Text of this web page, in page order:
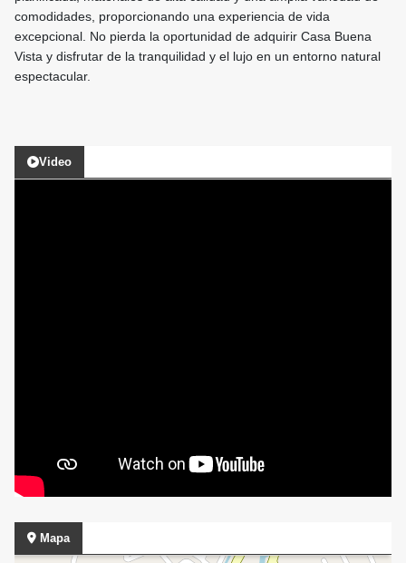
comodidades, proporcionando una experiencia de vida
excepcional. No pierda la oportunidad de adquirir Casa Buena
Vista y disfrutar de la tranquilidad y el lujo en un entorno natural
espectacular.
Video
Mapa